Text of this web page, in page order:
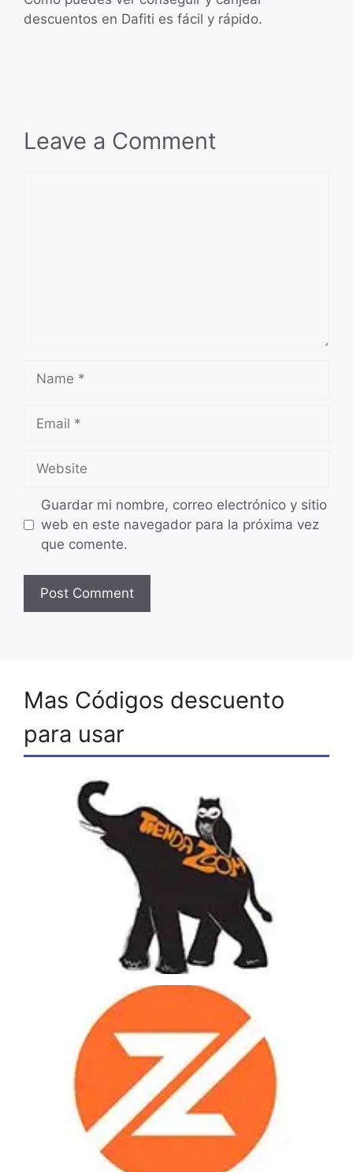
descuentos en Dafiti es fácil y rápido.
Leave a Comment
Name
Email
Website
Guardar mi nombre, correo electrónico y sitio
web en este navegador para la próxima vez
que comente.
Mas Códigos descuento
para usar